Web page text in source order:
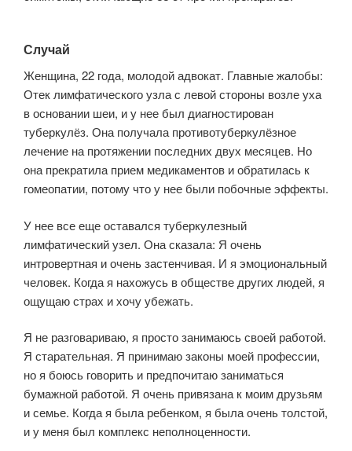
Случай
Женщина, 22 года, молодой адвокат. Главные жалобы:
Отек лимфатического узла с левой стороны возле уха
в основании шеи, и у нее был диагностирован
туберкулёз. Она получала противотуберкулёзное
лечение на протяжении последних двух месяцев. Но
она прекратила прием медикаментов и обратилась к
гомеопатии, потому что у нее были побочные эффекты.
У нее все еще оставался туберкулезный
лимфатический узел. Она сказала: Я очень
интровертная и очень застенчивая. И я эмоциональный
человек. Когда я нахожусь в обществе других людей, я
ощущаю страх и хочу убежать.
Я не разговариваю, я просто занимаюсь своей работой.
Я старательная. Я принимаю законы моей профессии,
но я боюсь говорить и предпочитаю заниматься
бумажной работой. Я очень привязана к моим друзьям
и семье. Когда я была ребенком, я была очень толстой,
и у меня был комплекс неполноценности.